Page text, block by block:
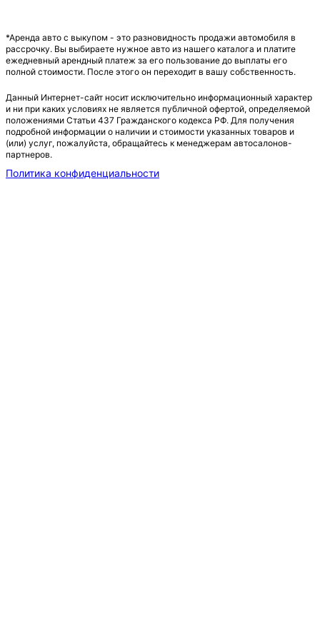
*Аренда авто с выкупом - это разновидность продажи автомобиля в
рассрочку. Вы выбираете нужное авто из нашего каталога и платите
ежедневный арендный платеж за его пользование до выплаты его
полной стоимости. После этого он переходит в вашу собственность.
Данный Интернет-сайт носит исключительно информационный характер
и ни при каких условиях не является публичной офертой, определяемой
положениями Статьи 437 Гражданского кодекса РФ. Для получения
подробной информации о наличии и стоимости указанных товаров и
(или) услуг, пожалуйста, обращайтесь к менеджерам автосалонов-
партнеров.
Политика конфиденциальности